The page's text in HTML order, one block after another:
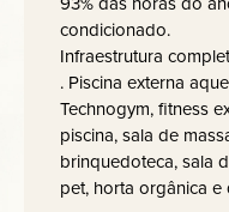
condicionado.
Infraestrutura
. Piscina externa
Technogym, fitness
piscina, sala de
brinquedoteca, sala
pet, horta orgânica